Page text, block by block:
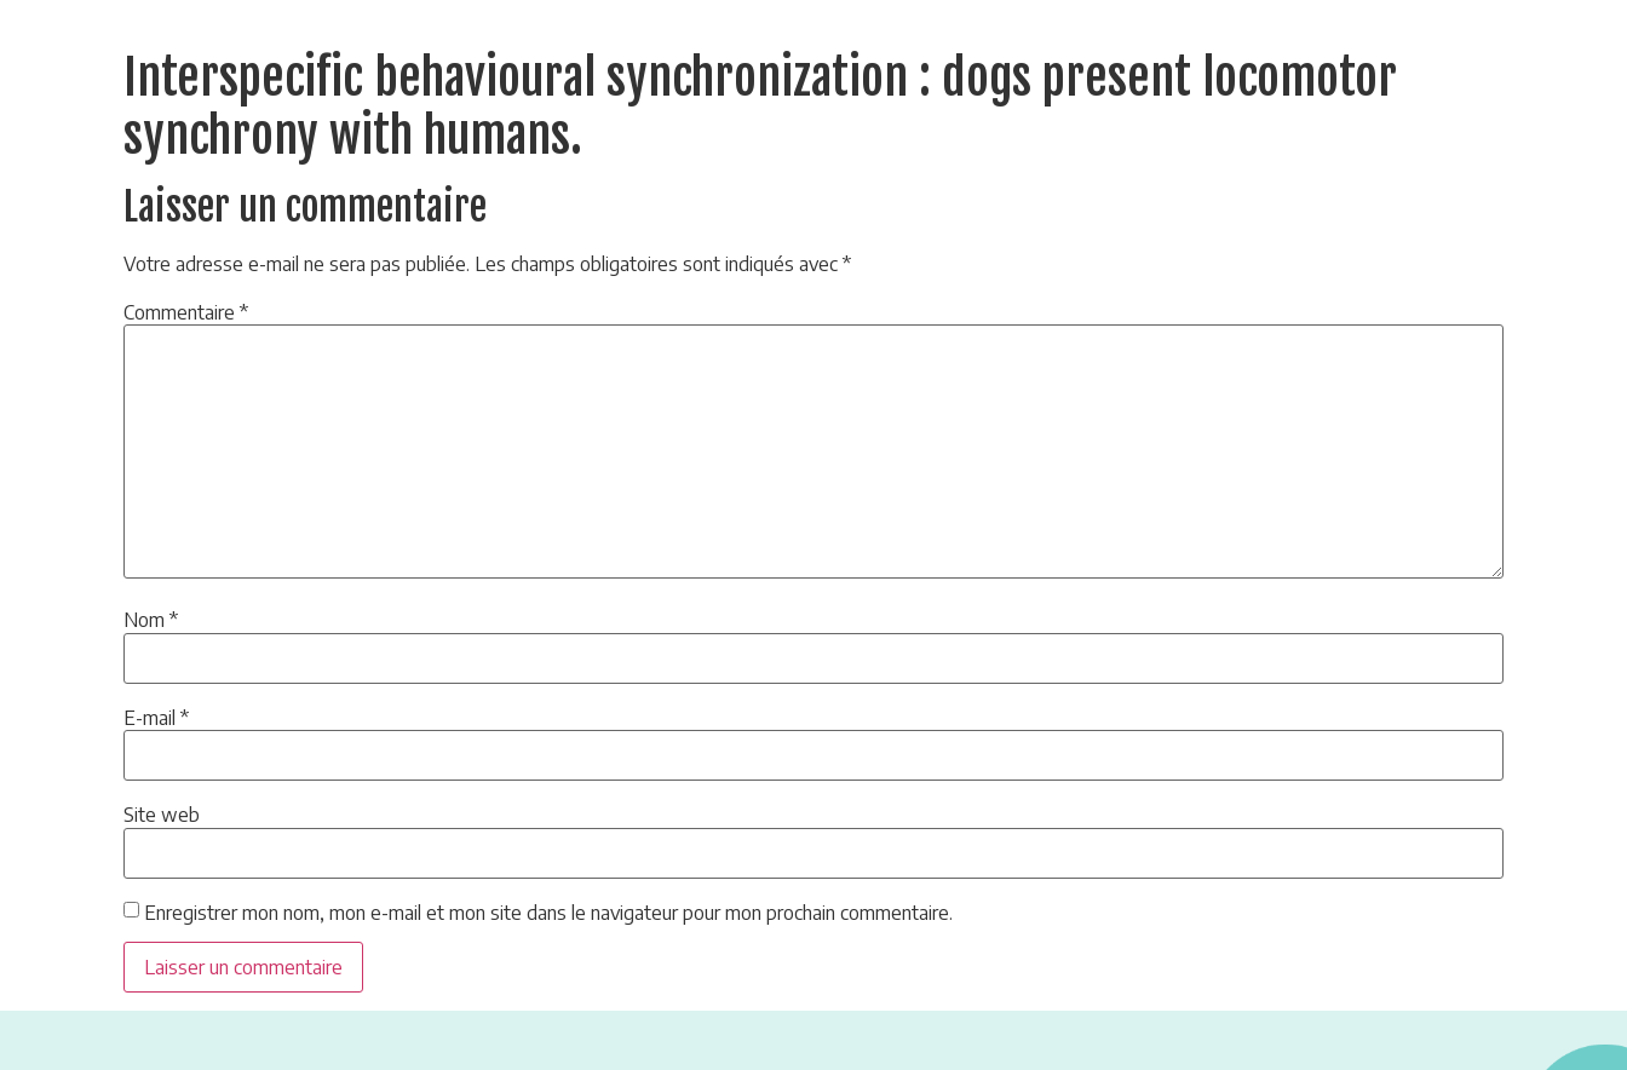
Interspecific behavioural synchronization : dogs present locomotor
synchrony with humans.
Laisser un commentaire
Votre adresse e-mail ne sera pas publiée. Les champs obligatoires sont indiqués avec *
Commentaire *
Nom *
E-mail *
Site web
Enregistrer mon nom, mon e-mail et mon site dans le navigateur pour mon prochain commentaire.